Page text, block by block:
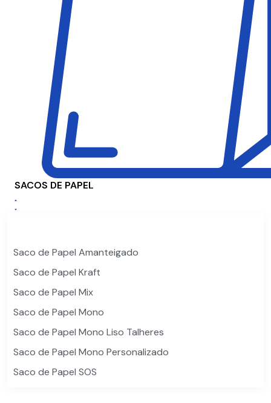
SACOS DE PAPEL
Saco de Papel Amanteigado
Saco de Papel Kraft
Saco de Papel Mix
Saco de Papel Mono
Saco de Papel Mono Liso Talheres
Saco de Papel Mono Personalizado
Saco de Papel SOS